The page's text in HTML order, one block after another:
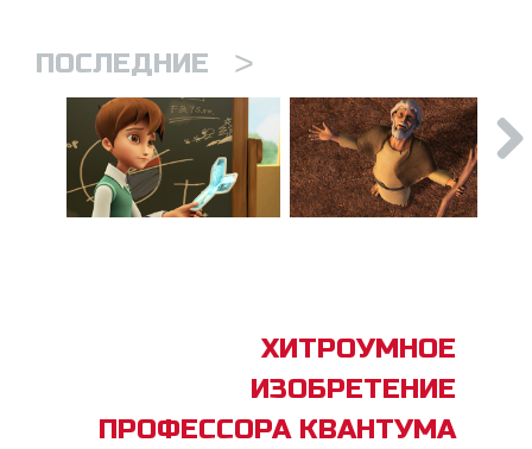
ПОСЛЕДНИЕ >
ХИТРОУМНОЕ
ИЗОБРЕТЕНИЕ
ПРОФЕССОРА КВАНТУМА